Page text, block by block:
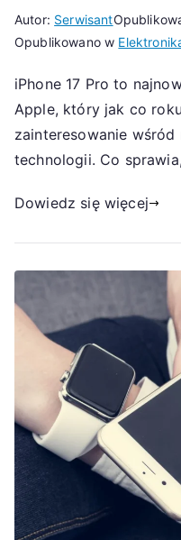
Autor: Serwisant
Opublikowano w
iPhone 17 Pro to
Apple, który jak co
zainteresowanie wśród
technologii. Co
Dowiedz się więcej